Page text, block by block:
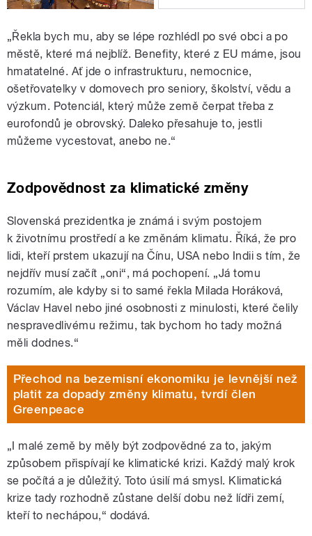
„Řekla bych mu, aby se lépe rozhlédl po své obci a po
městě, které má nejblíž. Benefity, které z EU máme, jsou
hmatatelné. Ať jde o infrastrukturu, nemocnice,
ošetřovatelky v domovech pro seniory, školství, vědu a
výzkum. Potenciál, který může země čerpat třeba z
eurofondů je obrovský. Daleko přesahuje to, jestli
můžeme vycestovat, anebo ne.“
Zodpovědnost za klimatické změny
Slovenská prezidentka je známá i svým postojem
k životnímu prostředí a ke změnám klimatu. Říká, že pro
lidi, kteří prstem ukazují na Čínu, USA nebo Indii s tím, že
nejdřív musí začít „oni“, má pochopení. „Já tomu
rozumím, ale kdyby si to samé řekla Milada Horáková,
Václav Havel nebo jiné osobnosti z minulosti, které čelily
nespravedlivému režimu, tak bychom ho tady možná
měli dodnes.“
Přechod na bezemisní ekonomiku je levnější než
platit za dopady změny klimatu, tvrdí člen
Greenpeace
„I malé země by měly být zodpovědné za to, jakým
způsobem přispívají ke klimatické krizi. Každý malý krok
se počítá a je důležitý. Toto úsilí má smysl. Klimatická
krize tady rozhodně zůstane delší dobu než lídři zemí,
kteří to nechápou,“ dodává.